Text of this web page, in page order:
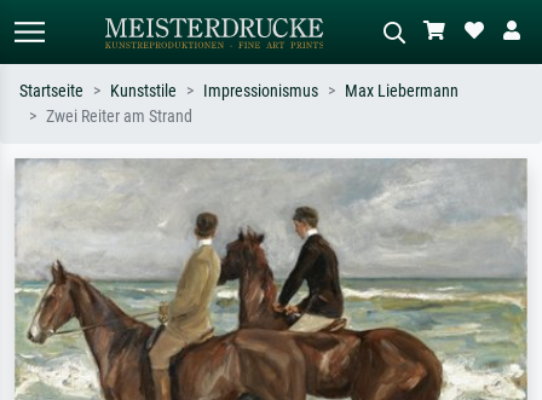
Suchen Sie nach Künstlern, Werktiteln
oder Stilen – z.B. Monet,
Sternennacht, Impressionismus, Welle
Hokusai, Akt.
Beschreiben Sie die Szene – z.B. Grüne
Wiese, Abstrakt mit viel Rot, Dunkles
Ölgemälde, Stehender Akt neben einem
Baum.
Startseite Kunststile Impressionismus
Max Liebermann
Zwei Reiter am Strand